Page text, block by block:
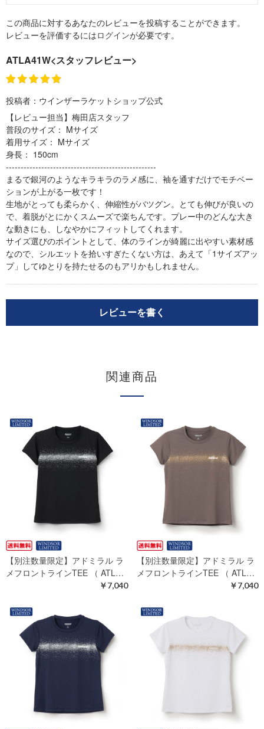
この商品に対するあなたのレビューを投稿することができます。
レビューを評価するにはログインが必要です。
ATLA41W<スタッフレビュー>
投稿者： ウインザーラケットショップ公式
【レビュー担当】梅田店スタッフ
普段のサイズ： Mサイズ
着用サイズ： Mサイズ
身長： 150cm
---------------------------------------------------
まるで銀河のようなキラキラのラメ感に、袖を通すだけでモチベー
ションが上がる一枚です！
生地がとっても柔らかく、伸縮性がバツグン。とても伸びが良いの
で、着脱がとにかくスムーズで楽ちんです。プレー中のどんな大き
な動きにも、しなやかにフィットしてくれます。
サイズ選びのポイントとして、体のラインが綺麗に出やすい素材感
なので、シルエットを拾いすぎたくない方は、あえて「1サイズアッ
プ」してゆとりを持たせるのもアリかもしれません。
レビューを書く
関連商品
【別注数量限定】アドミラル ラ
メフロントラインTEE （ ATL…
￥7,040
【別注数量限定】アドミラル ラ
メフロントラインTEE （ ATL…
￥7,040